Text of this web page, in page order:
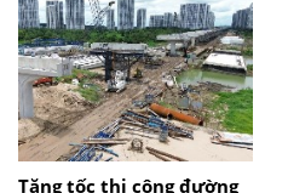
Tăng tốc thi công đường